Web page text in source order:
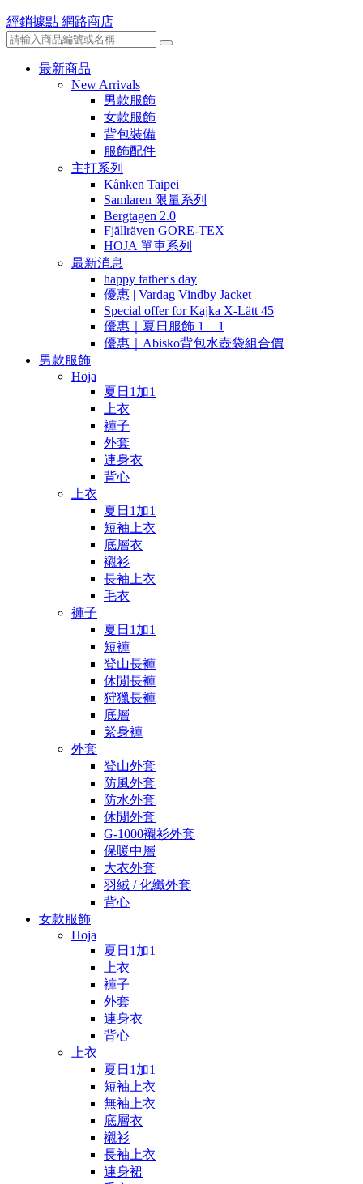
經銷據點 網路商店
最新商品
New Arrivals
男款服飾
女款服飾
背包裝備
服飾配件
主打系列
Kånken Taipei
Samlaren 限量系列
Bergtagen 2.0
Fjällräven GORE-TEX
HOJA 單車系列
最新消息
happy father's day
優惠 | Vardag Vindby Jacket
Special offer for Kajka X-Lätt 45
優惠｜夏日服飾 1 + 1
優惠｜Abisko背包水壺袋組合價
男款服飾
Hoja
夏日1加1
上衣
褲子
外套
連身衣
背心
上衣
夏日1加1
短袖上衣
底層衣
襯衫
長袖上衣
毛衣
褲子
夏日1加1
短褲
登山長褲
休閒長褲
狩獵長褲
底層
緊身褲
外套
登山外套
防風外套
防水外套
休閒外套
G-1000襯衫外套
保暖中層
大衣外套
羽絨 / 化纖外套
背心
女款服飾
Hoja
夏日1加1
上衣
褲子
外套
連身衣
背心
上衣
夏日1加1
短袖上衣
無袖上衣
底層衣
襯衫
長袖上衣
連身裙